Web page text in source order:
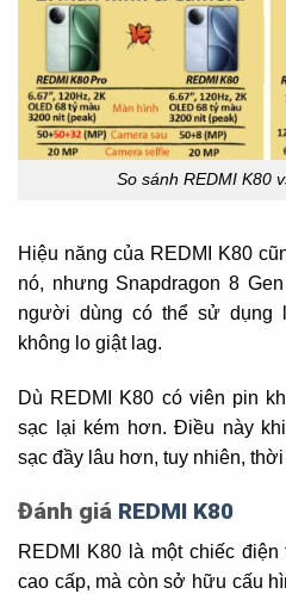
So sánh REDMI K80
Hiệu năng của REDMI K80
nó, nhưng Snapdragon 8
người dùng có thể sử dụng
không lo giật lag.
Dù REDMI K80 có viên pin
sạc lại kém hơn. Điều này
sạc đầy lâu hơn, tuy nhiên,
Đánh giá REDMI K80
REDMI K80 là một chiếc
cao cấp, mà còn sở hữu cấu